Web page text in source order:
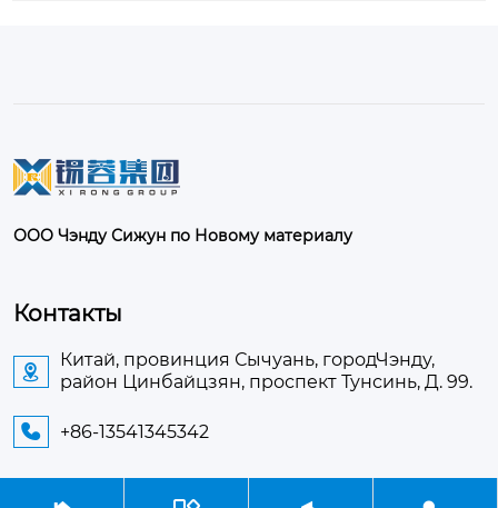
ООО Чэнду Сижун по Новому материалу
Контакты

Китай, провинция Сычуань, городЧэнду,
район Цинбайцзян, проспект Тунсинь, Д. 99.
 +86-13541345342